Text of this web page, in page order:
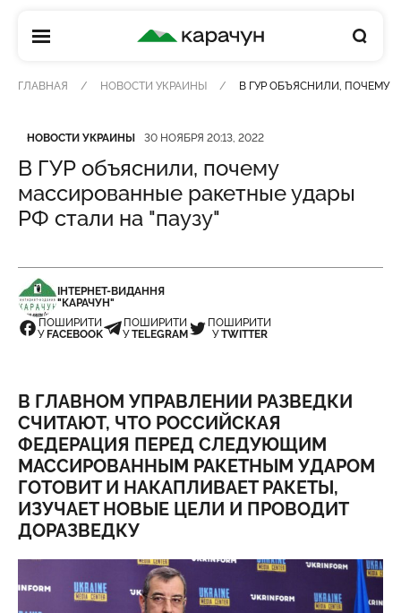
КАРАЧУН
ГЛАВНАЯ НОВОСТИ УКРАИНЫ В ГУР ОБЪЯСНИЛИ, ПОЧЕМУ
Категория
НОВОСТИ УКРАИНЫ
Дата публикации 30 НОЯБРЯ 20:13, 2022
В ГУР объяснили, почему
массированные ракетные удары
РФ стали на "паузу"
ІНТЕРНЕТ-ВИДАННЯ
"КАРАЧУН"
ПОШИРИТИ
У FACEBOOK
ПОШИРИТИ
УTELEGRAM
ПОШИРИТИ
УTWITTER
В ГЛАВНОМ УПРАВЛЕНИИ РАЗВЕДКИ
СЧИТАЮТ, ЧТО РОССИЙСКАЯ
ФЕДЕРАЦИЯ ПЕРЕД СЛЕДУЮЩИМ
МАССИРОВАННЫМ РАКЕТНЫМ УДАРОМ
ГОТОВИТ И НАКАПЛИВАЕТ РАКЕТЫ,
ИЗУЧАЕТ НОВЫЕ ЦЕЛИ И ПРОВОДИТ
ДОРАЗВЕДКУ